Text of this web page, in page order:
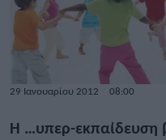
29 Ιανουαρίου 2012 08:00
Η …υπερ-εκπαίδευση